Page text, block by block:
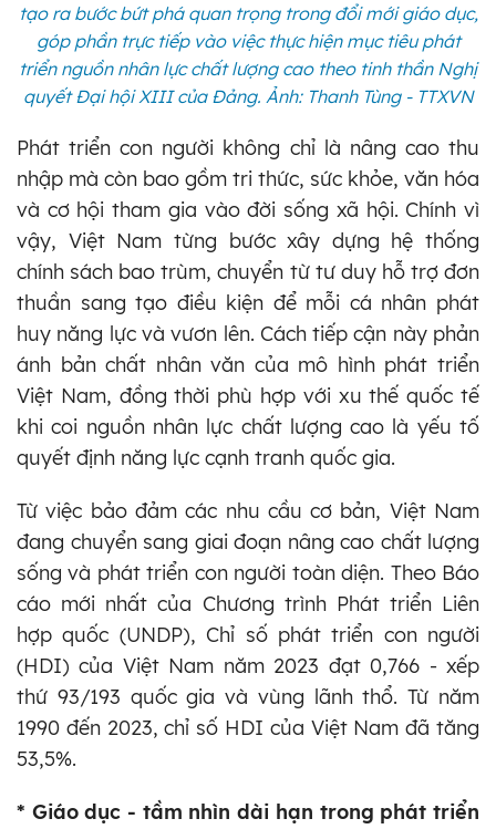
tạo ra bước bứt phá quan trọng trong đổi mới giáo dục,
góp phần trực tiếp vào việc thực hiện mục tiêu phát
triển nguồn nhân lực chất lượng cao theo tinh thần Nghị
quyết Đại hội XIII của Đảng. Ảnh: Thanh Tùng - TTXVN
Phát triển con người không chỉ là nâng cao thu
nhập mà còn bao gồm tri thức, sức khỏe, văn hóa
và cơ hội tham gia vào đời sống xã hội. Chính vì
vậy, Việt Nam từng bước xây dựng hệ thống
chính sách bao trùm, chuyển từ tư duy hỗ trợ đơn
thuần sang tạo điều kiện để mỗi cá nhân phát
huy năng lực và vươn lên. Cách tiếp cận này phản
ánh bản chất nhân văn của mô hình phát triển
Việt Nam, đồng thời phù hợp với xu thế quốc tế
khi coi nguồn nhân lực chất lượng cao là yếu tố
quyết định năng lực cạnh tranh quốc gia.
Từ việc bảo đảm các nhu cầu cơ bản, Việt Nam
đang chuyển sang giai đoạn nâng cao chất lượng
sống và phát triển con người toàn diện. Theo Báo
cáo mới nhất của Chương trình Phát triển Liên
hợp quốc (UNDP), Chỉ số phát triển con người
(HDI) của Việt Nam năm 2023 đạt 0,766 - xếp
thứ 93/193 quốc gia và vùng lãnh thổ. Từ năm
1990 đến 2023, chỉ số HDI của Việt Nam đã tăng
53,5%.
* Giáo dục - tầm nhìn dài hạn trong phát triển